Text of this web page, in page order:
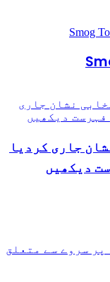
جاری کردیا
دیکھیں